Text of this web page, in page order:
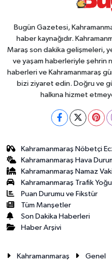
Bugün Gazetesi,
haber kaynağıdır.
Maraş son dakika gelişmeleri,
ve yaşam haberleriyle şehrin
haberleri ve Kahramanmaraş
bizi ziyaret edin. Doğru ve
halkına hizmet
Kahramanmaraş Nöbetçi
Kahramanmaraş Hava
Kahramanmaraş Namaz
Kahramanmaraş Trafik
Puan Durumu ve Fikstür
Tüm Manşetler
Son Dakika Haberleri
Haber Arşivi
Kahramanmaraş Genel